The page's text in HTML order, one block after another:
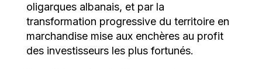
oligarques albanais, et par la
transformation progressive du territoire en
marchandise mise aux enchères au profit
des investisseurs les plus fortunés.